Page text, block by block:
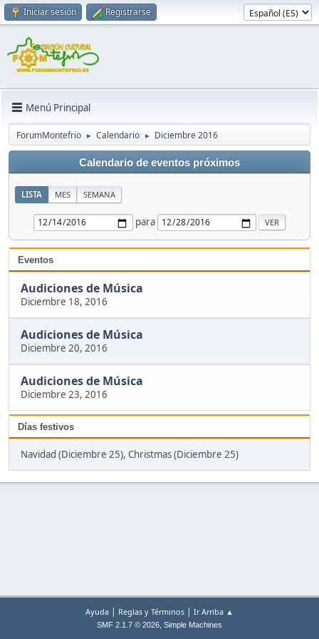
Iniciar sesión Registrarse
Menú Principal
ForumMontefrio ► Calendario ► Diciembre 2016
Calendario de eventos próximos
LISTA MES SEMANA
para
Eventos
Audiciones de Música
Diciembre 18, 2016
Audiciones de Música
Diciembre 20, 2016
Audiciones de Música
Diciembre 23, 2016
Días festivos
Navidad (Diciembre 25), Christmas (Diciembre 25)
Ayuda | Reglas y Términos | Ir Arriba ▲
SMF 2.1.7 © 2026, Simple Machines